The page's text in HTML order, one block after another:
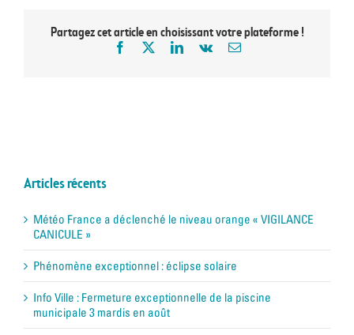
Partagez cet article en choisissant votre plateforme !
Articles récents
Météo France a déclenché le niveau orange « VIGILANCE
CANICULE »
Phénomène exceptionnel : éclipse solaire
Info Ville : Fermeture exceptionnelle de la piscine
municipale 3 mardis en août